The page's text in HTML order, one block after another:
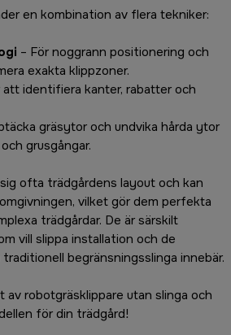
en kombination av flera tekniker:
– För noggrann positionering och
exakta klippzoner.
att identifiera kanter, rabatter och
gräsytor och undvika hårda ytor
grusgångar.
ofta trädgårdens layout och kan
vilket gör dem perfekta
trädgårdar. De är särskilt
vill slippa installation och de
begränsningsslinga innebär.
robotgräsklippare utan slinga och
för din trädgård!